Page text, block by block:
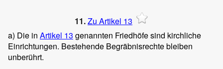
11.Zu Artikel 13
a) Die in Artikel 13 genannten Friedhöfe sind kirchliche
Einrichtungen. Bestehende Begräbnisrechte bleiben
unberührt.